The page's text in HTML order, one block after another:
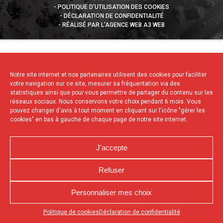
Notre site internet et nos partenaires utilisent des cookies pour faciliter
votre navigation sur ce site, mesurer sa fréquentation via des
statistiques ainsi que pour vous permettre de partager du contenu sur les
réseaux sociaux. Nous conservons votre choix pendant 6 mois. Vous
pouvez changer d'avis à tout moment en cliquant sur l'icône "gérer les
cookies" en bas à gauche de chaque page de notre site internet.
J'accepte
Refuser
Personnaliser mes choix
Politique de cookies Déclaration de confidentialité
Appuyez sur le bouton partager en bas de votre
POLITIQUE D’UTILISATION DES COOKIES
DÉCLARATION DE CONFIDENTIALITÉ
RÉALISÉ PAR L’AGENCE WEB A3 WEB